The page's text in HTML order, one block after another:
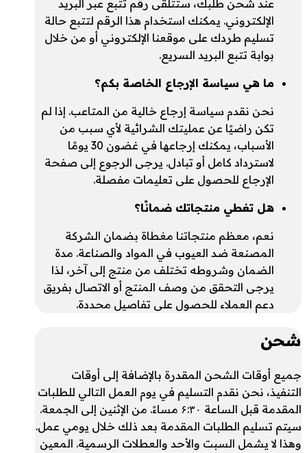
عند شحن طلبك، ستتلقى رقم تتبع عبر البريد
الإلكتروني. يمكنك استخدام هذا الرقم لتتبع حالة
تسليم طردك على موقعنا الإلكتروني أو من خلال
بوابة تتبع البريد السريع.
ما هي سياسة الإرجاع الخاصة بكم؟
نحن نقدم سياسة إرجاع خالية من المتاعب. إذا لم
تكن راضيًا عن عمليتك الشرائية لأي سبب من
الأسباب، يمكنك إرجاعها في غضون 30 يومًا
لاسترداد كامل أو تبادل. يرجى الرجوع إلى صفحة
الإرجاع للحصول على تعليمات مفصلة.
هل تغطي منتجاتك ضمانًا؟
نعم، معظم منتجاتنا مغطاة بضمان الشركة
المصنعة ضد العيوب في المواد والصناعة. مدة
الضمان وشروطه تختلف من منتج إلى آخر، لذا
يرجى التحقق من وصف المنتج أو الاتصال بفريق
دعم العملاء للحصول على تفاصيل محددة.
شحن
جميع أوقات الشحن المقدرة بالإضافة إلى أوقات
التنفيذ، نحن نقدم التسليم في يوم العمل التالي للطلبات
المقدمة قبل الساعة ۶:۳۰ مساءً. من الإثنين إلى الجمعة.
سيتم تسليم الطلبات المقدمة بعد ذلك خلال يومي عمل.
وهذا لا يشمل السبت والأحد والعطلات الرسمية. المعين